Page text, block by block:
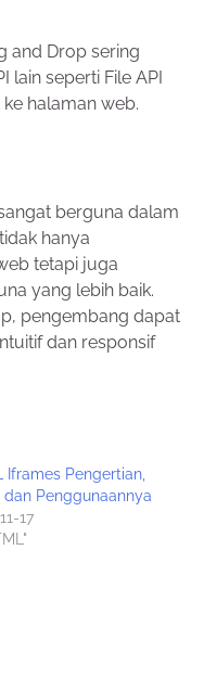
and Drop sering
lain seperti File API
halaman web.
berguna dalam
hanya
tetapi juga
yang lebih baik.
pengembang dapat
dan responsif
Iframes Pengertian,
dan Penggunaannya
17